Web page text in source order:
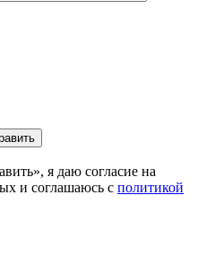
я даю согласие на
и соглашаюсь с политикой